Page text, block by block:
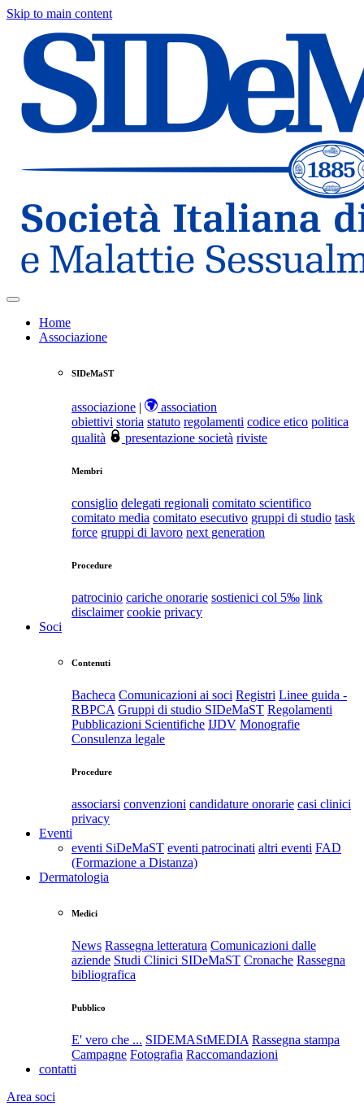
Skip to main content
Home
Associazione
SIDeMaST
associazione |
association
obiettivi storia statuto regolamenti codice etico politica
qualità
presentazione società riviste
Membri
consiglio delegati regionali comitato scientifico
comitato media comitato esecutivo gruppi di studio task
force gruppi di lavoro next generation
Procedure
patrocinio cariche onorarie sostienici col 5‰ link
disclaimer cookie privacy
Soci
Contenuti
Bacheca Comunicazioni ai soci Registri Linee guida -
RBPCA Gruppi di studio SIDeMaST Regolamenti
Pubblicazioni Scientifiche IJDV Monografie
Consulenza legale
Procedure
associarsi convenzioni candidature onorarie casi clinici
privacy
Eventi
eventi SiDeMaST eventi patrocinati altri eventi FAD
(Formazione a Distanza)
Dermatologia
Medici
News Rassegna letteratura Comunicazioni dalle
aziende Studi Clinici SIDeMaST Cronache Rassegna
bibliografica
Pubblico
E' vero che ... SIDEMAStMEDIA Rassegna stampa
Campagne Fotografia Raccomandazioni
contatti
Area soci